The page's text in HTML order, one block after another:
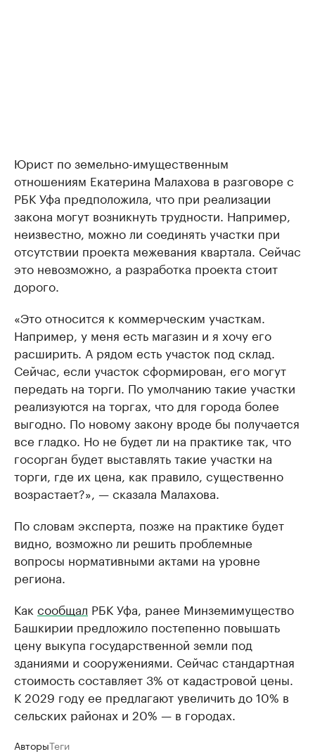
Юрист по земельно-имущественным
отношениям Екатерина Малахова в разговоре с
РБК Уфа предположила, что при реализации
закона могут возникнуть трудности. Например,
неизвестно, можно ли соединять участки при
отсутствии проекта межевания квартала. Сейчас
это невозможно, а разработка проекта стоит
дорого.
«Это относится к коммерческим участкам.
Например, у меня есть магазин и я хочу его
расширить. А рядом есть участок под склад.
Сейчас, если участок сформирован, его могут
передать на торги. По умолчанию такие участки
реализуются на торгах, что для города более
выгодно. По новому закону вроде бы получается
все гладко. Но не будет ли на практике так, что
госорган будет выставлять такие участки на
торги, где их цена, как правило, существенно
возрастает?», — сказала Малахова.
По словам эксперта, позже на практике будет
видно, возможно ли решить проблемные
вопросы нормативными актами на уровне
региона.
Как сообщал РБК Уфа, ранее Минземимущество
Башкирии предложило постепенно повышать
цену выкупа государственной земли под
зданиями и сооружениями. Сейчас стандартная
стоимость составляет 3% от кадастровой цены.
К 2029 году ее предлагают увеличить до 10% в
сельских районах и 20% — в городах.
АвторыТеги